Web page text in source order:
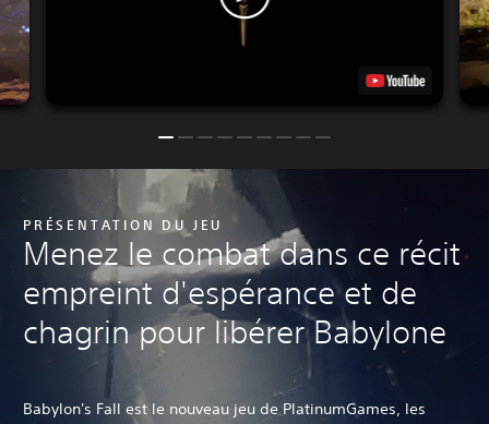
PRÉSENTATION DU JEU
Menez le combat dans ce récit
empreint d'espérance et de
chagrin pour libérer Babylone
Babylon's Fall est le nouveau jeu de PlatinumGames, les